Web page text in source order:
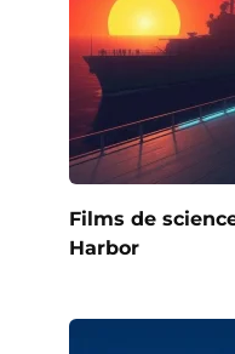
Films de
Harbor